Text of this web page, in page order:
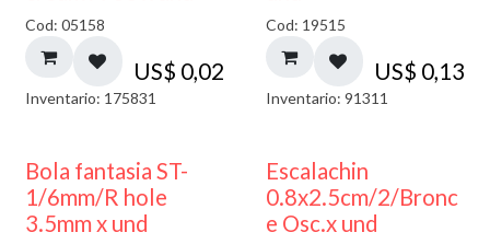
Cod: 05158
US$ 0,02
Inventario: 175831
Cod: 19515
US$ 0,13
Inventario: 91311
Bola fantasia ST-
1/6mm/R hole
3.5mm x und
Escalachin
0.8x2.5cm/2/Bronc
e Osc.x und